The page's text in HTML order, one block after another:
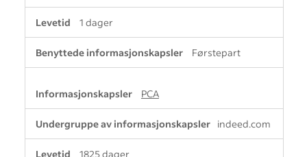
1 dager
Førstepart
PCA
indeed.com
1825 dager